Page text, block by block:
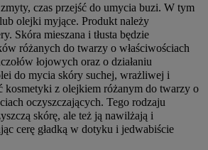
czas przejść do umycia buzi. W tym
olejki myjące. Produkt należy
Skóra mieszana i tłusta będzie
różanych do twarzy o właściwościach
łojowych oraz o działaniu
do mycia skóry suchej, wrażliwej i
kosmetyki z olejkiem różanym do twarzy o
oczyszczających. Tego rodzaju
skórę, ale też ją nawilżają i
cerę gładką w dotyku i jedwabiście